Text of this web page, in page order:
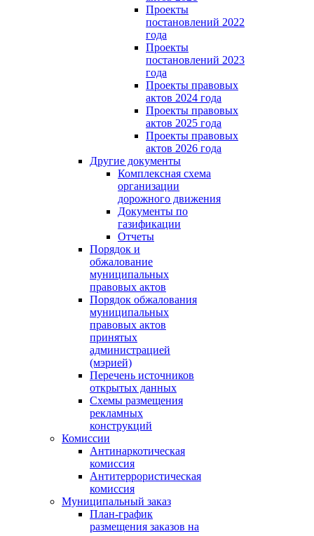
Проекты
постановлений 2022
года
Проекты
постановлений 2023
года
Проекты правовых
актов 2024 года
Проекты правовых
актов 2025 года
Проекты правовых
актов 2026 года
Другие документы
Комплексная схема
организации
дорожного движения
Документы по
газификации
Отчеты
Порядок и
обжалование
муниципальных
правовых актов
Порядок обжалования
муниципальных
правовых актов
принятых
администрацией
(мэрией)
Перечень источников
открытых данных
Схемы размещения
рекламных
конструкций
Комиссии
Антинаркотическая
комиссия
Антитеррористическая
комиссия
Муниципальный заказ
План-график
размещения заказов на